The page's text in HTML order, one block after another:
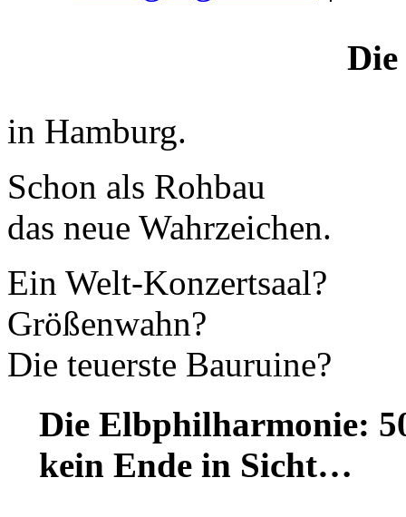
in Hamburg.
Schon als Rohbau
das neue Wahrzeichen.
Ein Welt-Konzertsaal?
Größenwahn?
Die teuerste Bauruine?
Die Elbphilharmonie:
kein Ende in Sicht…